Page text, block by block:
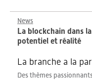
News
La blockchain dans
potentiel et réalité
La branche a la
Des thèmes